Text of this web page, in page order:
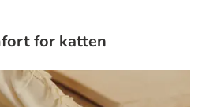
for katten